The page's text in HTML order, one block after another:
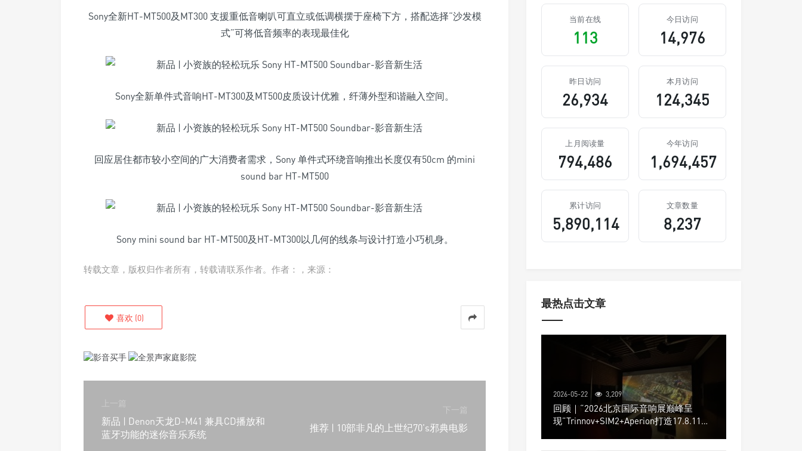
Sony全新HT-MT500及MT300 支援重低音喇叭可直立或低调横摆于座椅下方，搭配选择“沙发模
式”可将低音频率的表现最佳化
Sony全新单件式音响HT-MT300及MT500皮质设计优雅，纤薄外型和谐融入空间。
回应居住都市较小空间的广大消费者需求，Sony 单件式环绕音响推出长度仅有50cm 的mini
sound bar HT-MT500
Sony mini sound bar HT-MT500及HT-MT300以几何的线条与设计打造小巧机身。
转载文章，版权归作者所有，转载请联系作者。作者：，来源：
喜欢 (0)
上一篇
新品 | Denon天龙D-M41 兼具CD播放和
蓝牙功能的迷你音乐系统
下一篇
推荐 | 10部非凡的上世纪70's邪典电影
当前在线
113
今日访问
14,976
昨日访问
26,934
本月访问
124,345
上月阅读量
794,486
今年访问
1,694,457
累计访问
5,890,114
文章数量
8,237
最热点击文章
2026-05-22 3,209
回顾｜“2026北京国际音响展巅峰呈
现”Trinnov+SIM2+Aperion打造17.8.11声